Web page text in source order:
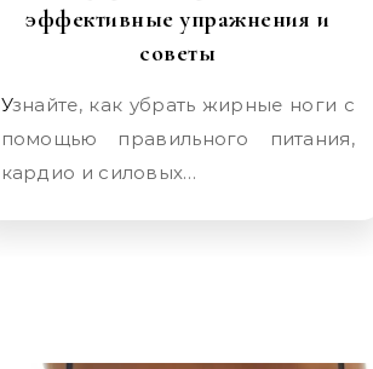
эффективные упражнения и
советы
Узнайте, как убрать жирные ноги с
помощью правильного питания,
кардио и силовых…